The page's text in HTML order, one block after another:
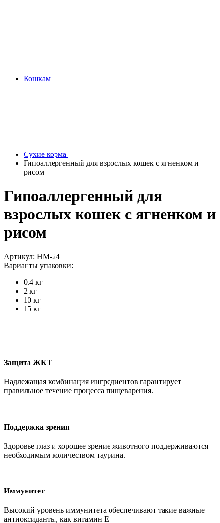
Кошкам
Сухие корма
Гипоаллергенный для взрослых кошек с ягненком и
рисом
Гипоаллергенный для
взрослых кошек с ягненком и
рисом
Артикул: НМ-24
Варианты упаковки:
0.4 кг
2 кг
10 кг
15 кг
Защита ЖКТ
Надлежащая комбинация ингредиентов гарантирует
правильное течение процесса пищеварения.
Поддержка зрения
Здоровье глаз и хорошее зрение животного поддерживаются
необходимым количеством таурина.
Иммунитет
Высокий уровень иммунитета обеспечивают такие важные
антиоксиданты, как витамин Е.